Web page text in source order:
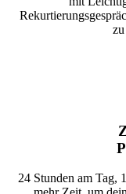
24 Stunden am Tag,